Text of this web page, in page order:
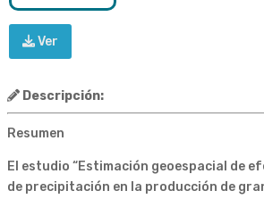
Ver
Descripción:
Resumen
El estudio “Estimación geoespacial de
de precipitación en la producción de